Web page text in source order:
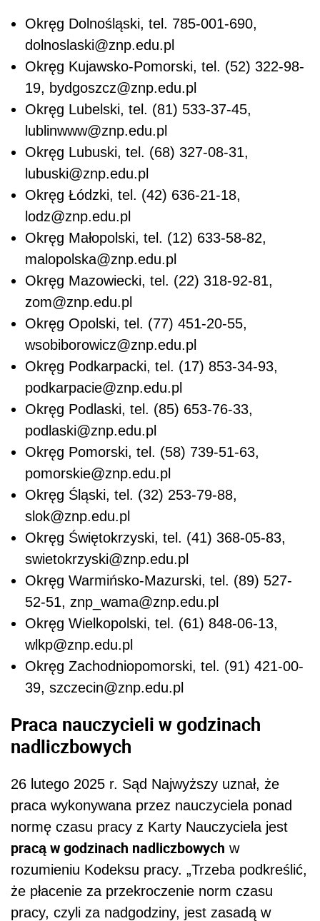
Okręg Dolnośląski, tel. 785-001-690,
dolnoslaski@znp.edu.pl
Okręg Kujawsko-Pomorski, tel. (52) 322-98-
19, bydgoszcz@znp.edu.pl
Okręg Lubelski, tel. (81) 533-37-45,
lublinwww@znp.edu.pl
Okręg Lubuski, tel. (68) 327-08-31,
lubuski@znp.edu.pl
Okręg Łódzki, tel. (42) 636-21-18,
lodz@znp.edu.pl
Okręg Małopolski, tel. (12) 633-58-82,
malopolska@znp.edu.pl
Okręg Mazowiecki, tel. (22) 318-92-81,
zom@znp.edu.pl
Okręg Opolski, tel. (77) 451-20-55,
wsobiborowicz@znp.edu.pl
Okręg Podkarpacki, tel. (17) 853-34-93,
podkarpacie@znp.edu.pl
Okręg Podlaski, tel. (85) 653-76-33,
podlaski@znp.edu.pl
Okręg Pomorski, tel. (58) 739-51-63,
pomorskie@znp.edu.pl
Okręg Śląski, tel. (32) 253-79-88,
slok@znp.edu.pl
Okręg Świętokrzyski, tel. (41) 368-05-83,
swietokrzyski@znp.edu.pl
Okręg Warmińsko-Mazurski, tel. (89) 527-
52-51, znp_wama@znp.edu.pl
Okręg Wielkopolski, tel. (61) 848-06-13,
wlkp@znp.edu.pl
Okręg Zachodniopomorski, tel. (91) 421-00-
39, szczecin@znp.edu.pl
Praca nauczycieli w godzinach
nadliczbowych
26 lutego 2025 r. Sąd Najwyższy uznał, że
praca wykonywana przez nauczyciela ponad
normę czasu pracy z Karty Nauczyciela jest
pracą w godzinach nadliczbowych w
rozumieniu Kodeksu pracy. „Trzeba podkreślić,
że płacenie za przekroczenie norm czasu
pracy, czyli za nadgodziny, jest zasadą w